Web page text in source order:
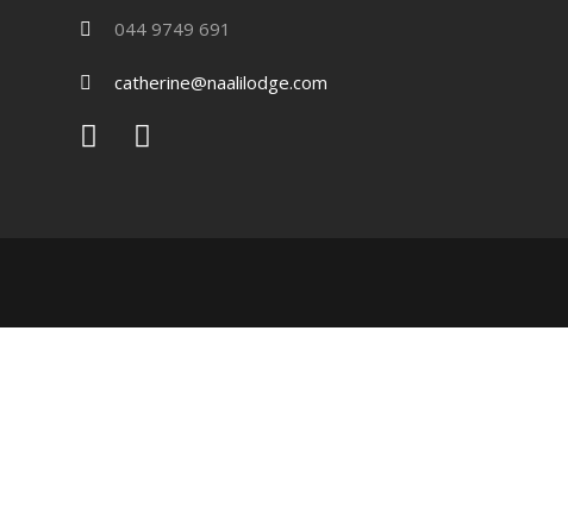
044 9749 691
catherine@naalilodge.com